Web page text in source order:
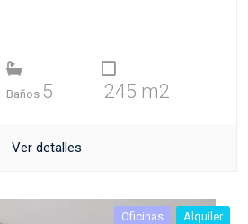
Baños 5 245 m2
Ver detalles
Oficinas Alquiler